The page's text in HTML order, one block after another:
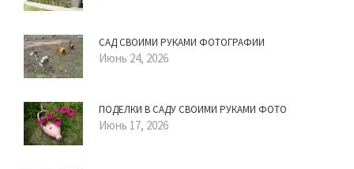
САД СВОИМИ РУКАМИ ФОТОГРАФИИ
Июнь 24, 2026
ПОДЕЛКИ В САДУ СВОИМИ РУКАМИ ФОТО
Июнь 17, 2026